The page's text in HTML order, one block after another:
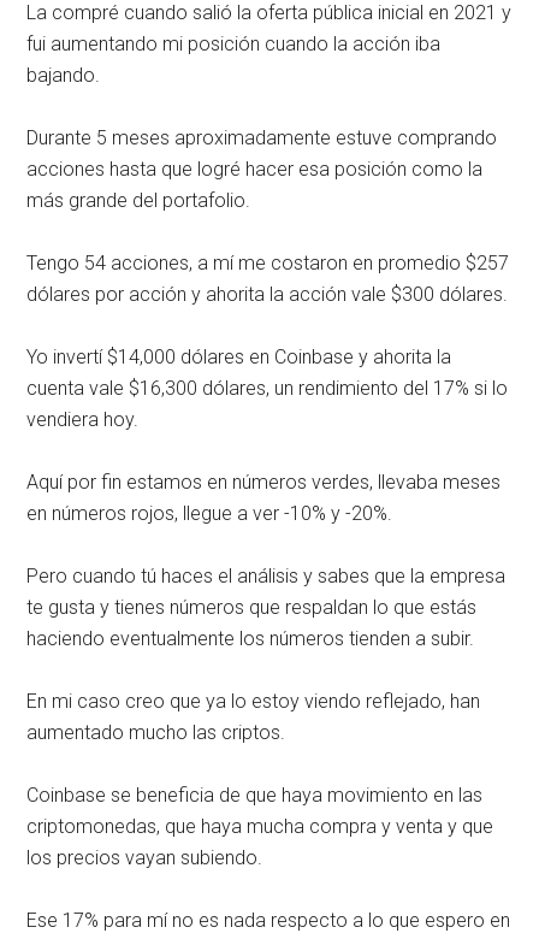
La compré cuando salió la oferta pública inicial en 2021 y
fui aumentando mi posición cuando la acción iba
bajando.
Durante 5 meses aproximadamente estuve comprando
acciones hasta que logré hacer esa posición como la
más grande del portafolio.
Tengo 54 acciones, a mí me costaron en promedio $257
dólares por acción y ahorita la acción vale $300 dólares.
Yo invertí $14,000 dólares en Coinbase y ahorita la
cuenta vale $16,300 dólares, un rendimiento del 17% si lo
vendiera hoy.
Aquí por fin estamos en números verdes, llevaba meses
en números rojos, llegue a ver -10% y -20%.
Pero cuando tú haces el análisis y sabes que la empresa
te gusta y tienes números que respaldan lo que estás
haciendo eventualmente los números tienden a subir.
En mi caso creo que ya lo estoy viendo reflejado, han
aumentado mucho las criptos.
Coinbase se beneficia de que haya movimiento en las
criptomonedas, que haya mucha compra y venta y que
los precios vayan subiendo.
Ese 17% para mí no es nada respecto a lo que espero en